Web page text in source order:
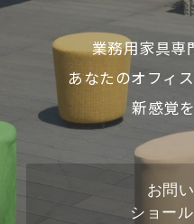
業務用家具専
あなたのオフィ
新感覚
お問
ショー